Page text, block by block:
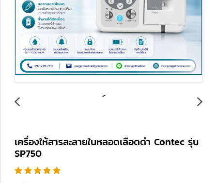
เครื่องให้สารละลายในหลอดเลือดดำ Contec รุ่น
SP750